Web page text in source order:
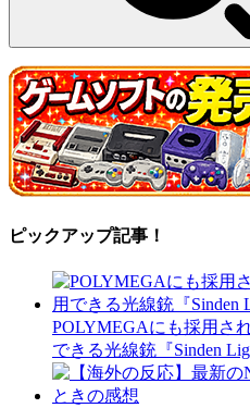
ピックアップ記事！
POLYMEGAにも採用さ
できる光線銃『Sinden